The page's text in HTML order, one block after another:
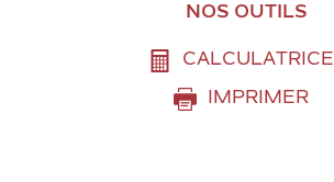
NOS OUTILS
CALCULATRICE
IMPRIMER